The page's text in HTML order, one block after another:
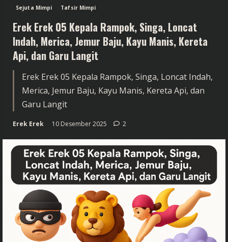
Sejuta Mimpi
Tafsir Mimpi
Erek Erek 05 Kepala Rampok, Singa, Loncat
Indah, Merica, Jemur Baju, Kayu Manis, Kereta
Api, dan Garu Langit
Erek Erek 05 Kepala Rampok, Singa, Loncat Indah,
Merica, Jemur Baju, Kayu Manis, Kereta Api, dan
Garu Langit
Erek Erek 10 Desember 2025 2